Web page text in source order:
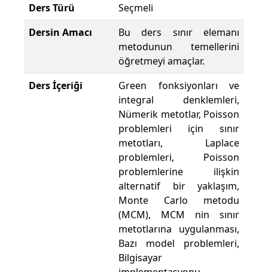
Ders Türü
Seçmeli
Dersin Amacı
Bu ders sınır elemanı
metodunun temellerini
öğretmeyi amaçlar.
Ders İçeriği
Green fonksiyonları ve
integral denklemleri,
Nümerik metotlar, Poisson
problemleri için sınır
metotları, Laplace
problemleri, Poisson
problemlerine ilişkin
alternatif bir yaklaşım,
Monte Carlo metodu
(MCM), MCM nin sınır
metotlarına uygulanması,
Bazı model problemleri,
Bilgisayar